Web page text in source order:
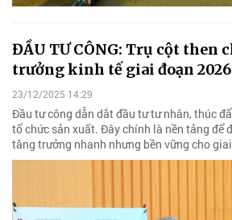
ĐẦU TƯ CÔNG: Trụ cột then
trưởng kinh tế giai đoạn
23/12/2025 14:29
Đầu tư công dẫn dắt đầu tư tư nhân, thúc
tổ chức sản xuất. Đây chính là nền tảng để
tăng trưởng nhanh nhưng bền vững cho